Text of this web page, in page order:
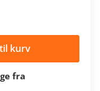
kurv
fra